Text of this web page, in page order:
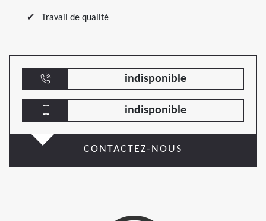
Travail de qualité
indisponible
indisponible
CONTACTEZ-NOUS